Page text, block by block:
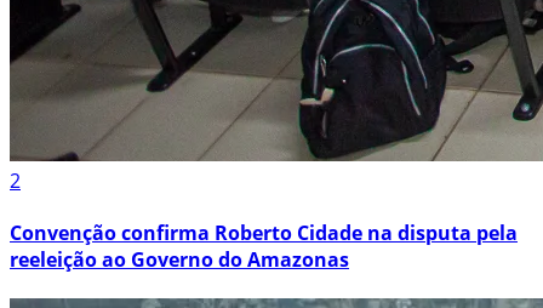
2
Convenção confirma Roberto Cidade na disputa pela
reeleição ao Governo do Amazonas